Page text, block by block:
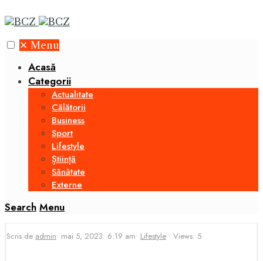
✕ Menu
Acasă
Categorii
Actualitate
Călătorii
Business
Sport
Lifestyle
Știință
Sănătate
Externe
Search Menu
Scris de admin• mai 5, 2023• 6:19 am• Lifestyle • Views: 5